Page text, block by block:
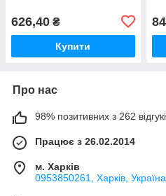
626,40 ₴
Купити
Про нас
98% позитивних з 262
Працює з 26.02.2014
м. Харків
0953850261, Харків, Україна